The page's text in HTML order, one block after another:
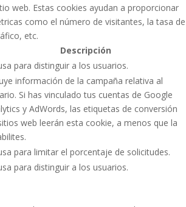
web. Estas cookies ayudan a proporcionar
como el número de visitantes, la tasa de
etc.
Descripción
para distinguir a los usuarios.
información de la campaña relativa al
Si has vinculado tus cuentas de Google
y AdWords, las etiquetas de conversión
web leerán esta cookie, a menos que la
para limitar el porcentaje de solicitudes.
para distinguir a los usuarios.